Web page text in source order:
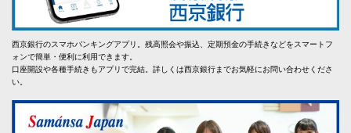
西京銀行のスマホバンキングアプリ。残高照会や振込、定期預金の手続きなどをスマートフ
ォンで簡単・便利に利用できます。
口座開設や各種手続きもアプリで完結。詳しくは西京銀行までお気軽にお問い合わせくださ
い。